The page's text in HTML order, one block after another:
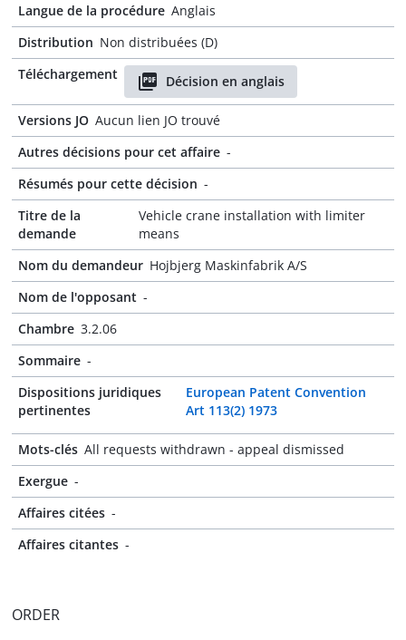
Langue de la procédure Anglais
Distribution Non distribuées (D)
Téléchargement
Décision en anglais
Versions JO Aucun lien JO trouvé
Autres décisions pour cet affaire -
Résumés pour cette décision -
Titre de la
demande
Vehicle crane installation with limiter
means
Nom du demandeur Hojbjerg Maskinfabrik A/S
Nom de l'opposant -
Chambre 3.2.06
Sommaire -
Dispositions juridiques
pertinentes
European Patent Convention
Art 113(2) 1973
Mots-clés All requests withdrawn - appeal dismissed
Exergue -
Affaires citées -
Affaires citantes -
ORDER